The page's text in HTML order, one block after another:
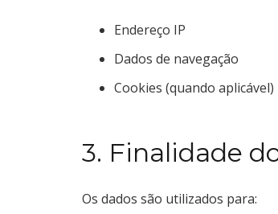
Endereço IP
Dados de navegação
Cookies (quando aplicável)
3. Finalidade
Os dados são utilizados para: